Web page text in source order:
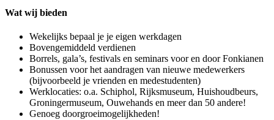
Wat wij bieden
Wekelijks bepaal je je eigen werkdagen
Bovengemiddeld verdienen
Borrels, gala’s, festivals en seminars voor en door Fonkianen
Bonussen voor het aandragen van nieuwe medewerkers
(bijvoorbeeld je vrienden en medestudenten)
Werklocaties: o.a. Schiphol, Rijksmuseum, Huishoudbeurs,
Groningermuseum, Ouwehands en meer dan 50 andere!
Genoeg doorgroeimogelijkheden!